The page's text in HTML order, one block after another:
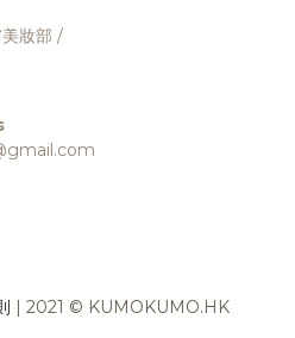
妝部 /
| 2021 © KUMOKUMO.HK